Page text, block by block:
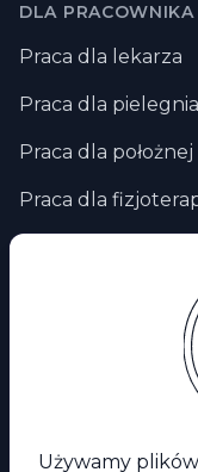
Używamy
DLA PRACOWNIKA
Praca dla lekarza
Praca dla
Praca dla położnej
Praca dla
Praca dla